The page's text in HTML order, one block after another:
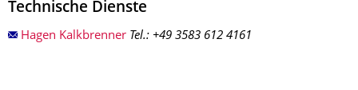
Technische Dienste
Hagen KalkbrennerTel.: +49 3583 612 4161